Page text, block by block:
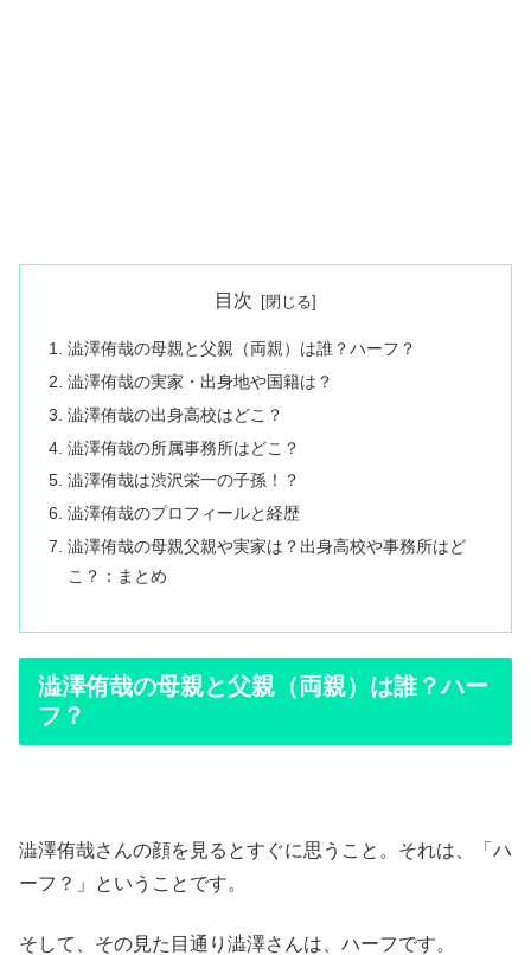
目次
澁澤侑哉の母親と父親（両親）は誰？ハーフ？
澁澤侑哉の実家・出身地や国籍は？
澁澤侑哉の出身高校はどこ？
澁澤侑哉の所属事務所はどこ？
澁澤侑哉は渋沢栄一の子孫！？
澁澤侑哉のプロフィールと経歴
澁澤侑哉の母親父親や実家は？出身高校や事務所はど
こ？：まとめ
澁澤侑哉の母親と父親（両親）は誰？ハー
フ？
澁澤侑哉さんの顔を見るとすぐに思うこと。それは、「ハ
ーフ？」ということです。
そして、その見た目通り澁澤さんは、ハーフです。